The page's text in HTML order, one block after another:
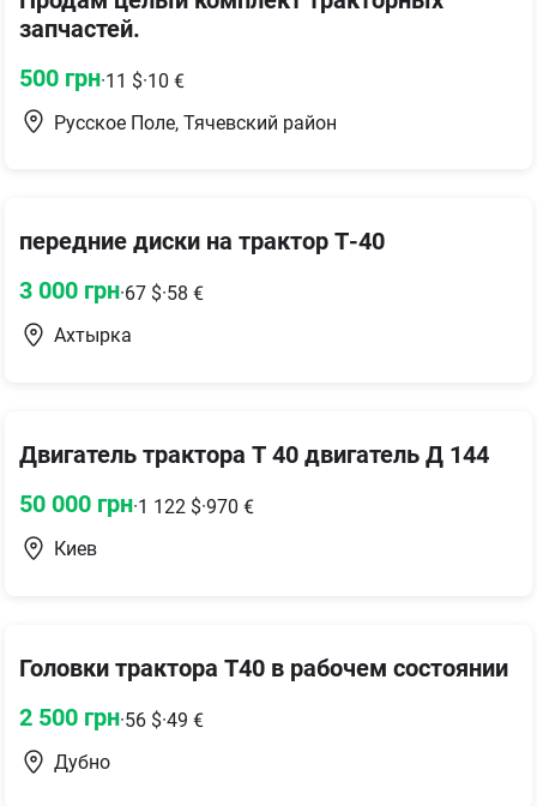
запчастей.
500 грн·11 $·10 €
Русское Поле, Тячевский район
передние диски на трактор Т-40
3 000 грн·67 $·58 €
Ахтырка
Двигатель трактора Т 40 двигатель Д 144
50 000 грн·1 122 $·970 €
Киев
Головки трактора Т40 в рабочем состоянии
2 500 грн·56 $·49 €
Дубно